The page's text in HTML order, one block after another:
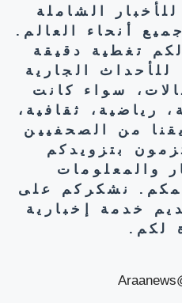
الشاملة
أنحاء العالم.
تغطية دقيقة
للأحداث الجارية
سواء كانت
رياضية، ثقافية،
من الصحفيين
بتزويدكم
والمعلومات
نشكركم على
خدمة إخبارية
لكم.